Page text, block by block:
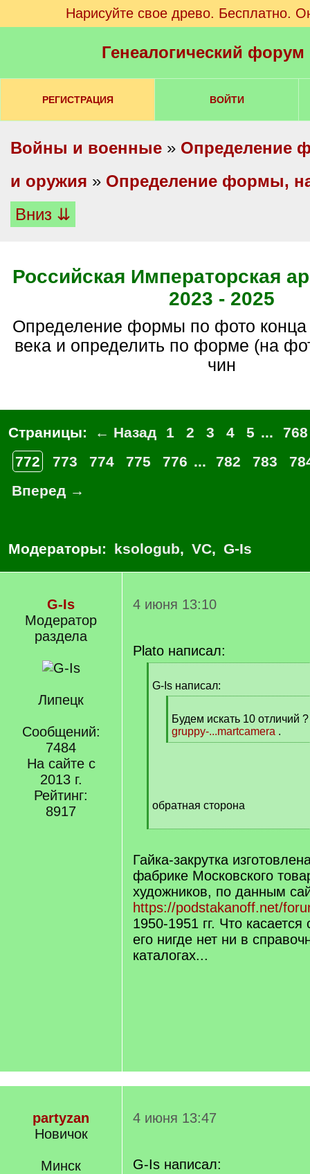
Нарисуйте свое древо. Бесплатно.
Генеалогический
РЕГИСТРАЦИЯ ВОЙТИ
Войны и военные » Определение
и оружия » Определение формы,
Вниз ⇊
Российская Императорская
2023 - 2025
Определение формы по фото конца XIX-начала XX
века и определить по форме (на
чин
Страницы: ← Назад 1 2 3 4 5 ...
768
772
773 774 775 776 ... 782 783
Вперед →
Модераторы: ksologub, VC, G-Is
G-Is
Модератор
раздела
Липецк
Сообщений:
7484
На сайте с
2013 г.
Рейтинг:
8917
4 июня 13:10
Plato написал:
q
G-Is написал:
q
]
Будем искать 10 отличий
gruppy-...martcamera .
[
обратная сторона
[
q
]
Гайка-закрутка
фабрике Московского
художников, по данным
https://podstakanoff.net/
1950-1951 гг. Что касается
его нигде нет ни в
каталогах...
partyzan
Новичок
Минск
4 июня 13:47
G-Is написал: